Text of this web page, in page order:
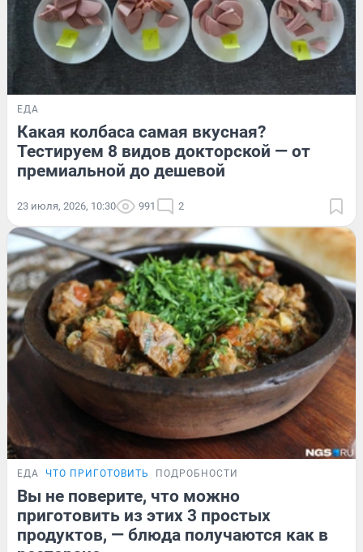
ЕДА
Какая колбаса самая вкусная?
Тестируем 8 видов докторской — от
премиальной до дешевой
23 июля, 2026, 10:30 991 2
ЕДА ЧТО ПРИГОТОВИТЬ ПОДРОБНОСТИ
Вы не поверите, что можно
приготовить из этих 3 простых
продуктов, — блюда получаются как в